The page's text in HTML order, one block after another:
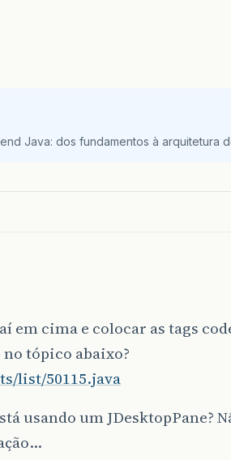
Java: dos fundamentos à arquitetura
em cima e colocar as tags
tópico abaixo?
list/50115.java
usando um JDesktopPane?